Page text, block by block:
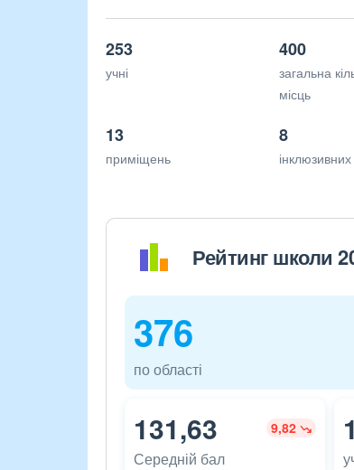
253
учні
400
загальна
місць
13
приміщень
8
інклюзивних
Рейтинг школи
376
по області
131,63 9,82
Середній бал